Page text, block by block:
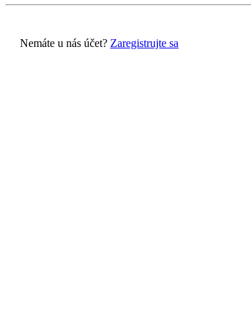
Nemáte u nás účet? Zaregistrujte sa